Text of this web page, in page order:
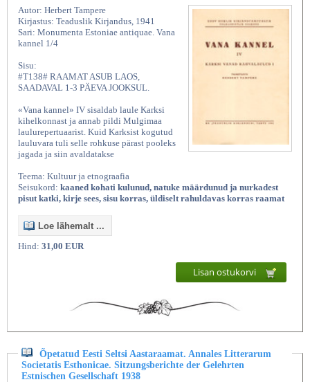
Autor: Herbert Tampere
Kirjastus: Teaduslik Kirjandus, 1941
Sari: Monumenta Estoniae antiquae. Vana
kannel 1/4
Sisu:
#T138# RAAMAT ASUB LAOS,
SAADAVAL 1-3 PÄEVA JOOKSUL.
«Vana kannel» IV sisaldab laule Karksi
kihelkonnast ja annab pildi Mulgimaa
laulurepertuaarist. Kuid Karksist kogutud
lauluvara tuli selle rohkuse pärast pooleks
jagada ja siin avaldatakse
Teema: Kultuur ja etnograafia
Seisukord: kaaned kohati kulunud, natuke määrdunud ja nurkadest
pisut katki, kirje sees, sisu korras, üldiselt rahuldavas korras raamat
Loe lähemalt ...
Hind: 31,00 EUR
Lisan ostukorvi
Õpetatud Eesti Seltsi Aastaraamat. Annales Litterarum
Societatis Esthonicae. Sitzungsberichte der Gelehrten
Estnischen Gesellschaft 1938